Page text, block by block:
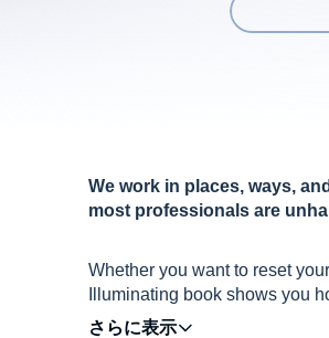
We work in places, ways,
most professionals are
Whether you want to reset
Illuminating book shows you
future.